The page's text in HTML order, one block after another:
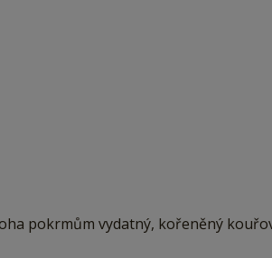
pokrmům vydatný, kořeněný